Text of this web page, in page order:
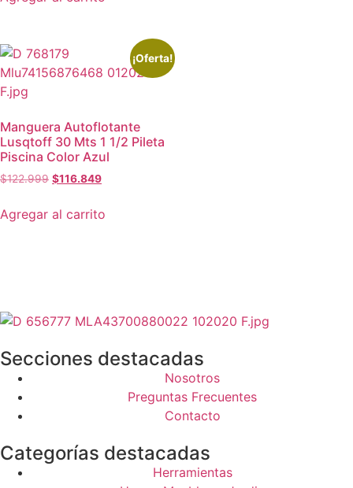
¡Oferta!
Manguera Autoflotante
Lusqtoff 30 Mts 1 1/2 Pileta
Piscina Color Azul
$122.999 $116.849
Agregar al carrito
Secciones destacadas
Nosotros
Preguntas Frecuentes
Contacto
Categorías destacadas
Herramientas